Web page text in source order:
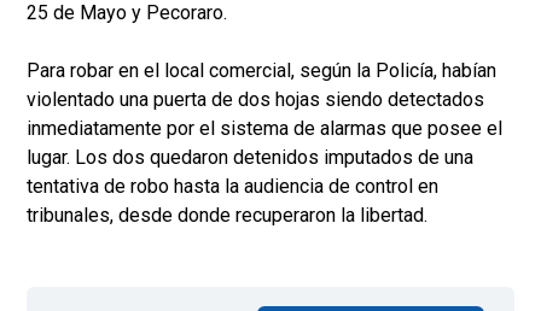
25 de Mayo y Pecoraro.
Para robar en el local comercial, según la Policía, habían
violentado una puerta de dos hojas siendo detectados
inmediatamente por el sistema de alarmas que posee el
lugar. Los dos quedaron detenidos imputados de una
tentativa de robo hasta la audiencia de control en
tribunales, desde donde recuperaron la libertad.